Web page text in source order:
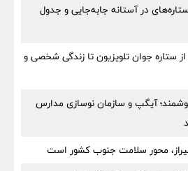
در آستانه جابه‌جایی و جدول
ستاره جوان تلویزیون تا زندگی شخصی و
آیگپ و سازمان نوسازی مدارس
محور سلامت جنوب کشور است